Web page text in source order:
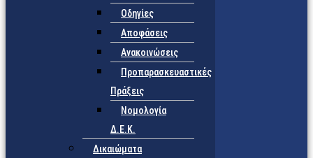
Οδηγίες
Αποφάσεις
Ανακοινώσεις
Προπαρασκευαστικές
Πράξεις
Νομολογία
Δ.Ε.Κ.
Δικαιώματα